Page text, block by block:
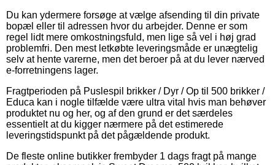
Du kan ydermere forsøge at vælge afsending til din private
bopæl eller til adressen hvor du arbejder. Denne er som
regel lidt mere omkostningsfuld, men lige så vel i høj grad
problemfri. Den mest letkøbte leveringsmåde er unægtelig
selv at hente varerne, men det beroer på at du lever nærved
e-forretningens lager.
Fragtperioden på Puslespil brikker / Dyr / Op til 500 brikker /
Educa kan i nogle tilfælde være ultra vital hvis man behøver
produktet nu og her, og af den grund er det særdeles
essentielt at du kigger nærmere på det estimerede
leveringstidspunkt på det pågældende produkt.
De fleste online butikker frembyder 1 dags fragt på mange